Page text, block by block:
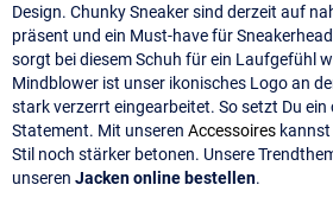
Design. Chunky Sneaker sind derzeit auf
präsent und ein Must-have für
sorgt bei diesem Schuh für ein Laufgefühl
Mindblower ist unser ikonisches Logo an
stark verzerrt eingearbeitet. So setzt Du ein
Statement. Mit unseren Accessoires kannst
Stil noch stärker betonen. Unsere
unseren Jacken online bestellen.